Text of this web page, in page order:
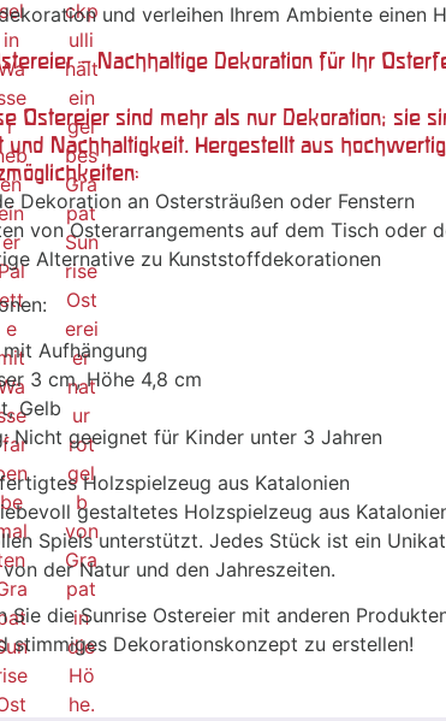
und verleihen Ihrem Ambiente einen
– Nachhaltige Dekoration für Ihr
Ostereier sind mehr als nur Dekoration; sie
Nachhaltigkeit. Hergestellt aus
Dekoration an Ostersträußen oder Fenstern
von Osterarrangements auf dem Tisch oder
Alternative zu Kunststoffdekorationen
Aufhängung
3 cm, Höhe 4,8 cm
Gelb
Nicht geeignet für Kinder unter 3 Jahren
Holzspielzeug aus Katalonien
gestaltetes Holzspielzeug aus
Spiels unterstützt. Jedes Stück ist ein
der Natur und den Jahreszeiten.
Sie die Sunrise Ostereier mit anderen
stimmiges Dekorationskonzept zu erstellen!